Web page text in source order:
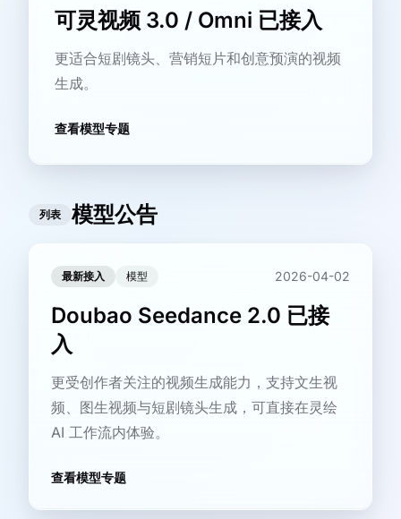
可灵视频 3.0 / Omni 已接入
更适合短剧镜头、营销短片和创意预演的视频
生成。
查看模型专题
列表 模型公告
最新接入 模型 2026-04-02
Doubao Seedance 2.0 已接
入
更受创作者关注的视频生成能力，支持文生视
频、图生视频与短剧镜头生成，可直接在灵绘
AI 工作流内体验。
查看模型专题